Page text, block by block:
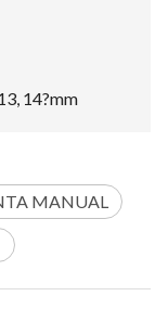
14?mm
MANUAL